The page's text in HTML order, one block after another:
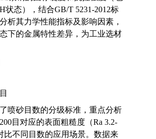
状态），结合GB/T 5231-2012标
析其力学性能指标及影响因素，
下的金属特性差异，为工业选材
喷砂目数的分级标准，重点分析
目对应的表面粗糙度（Ra 3.2-
比不同目数的应用场景。数据来